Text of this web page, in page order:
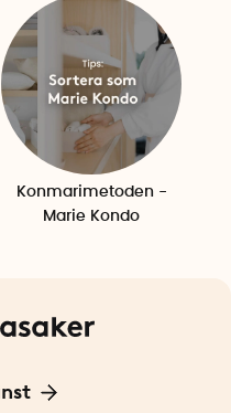
Konmarimetoden -
Marie Kondo